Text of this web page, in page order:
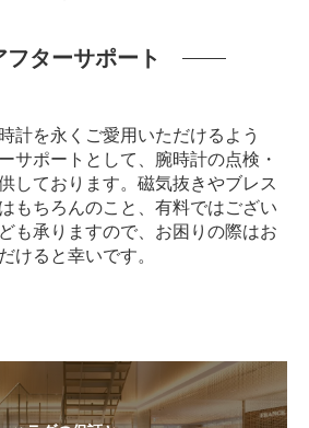
フターサポート
計を永くご愛用いただけるよう
サポートとして、腕時計の点検・
しております。磁気抜きやブレス
もちろんのこと、有料ではござい
も承りますので、お困りの際はお
けると幸いです。